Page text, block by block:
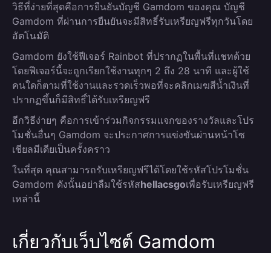
วิธีที่ง่ายที่สุดคือการยืนยันบัญชี Gamdom ของคุณ บัญชี
Gamdom ที่ผ่านการยืนยันจะมีสิทธิ์รับเหรียญฟรีทุกวันโดย
อัตโนมัติ
Gamdom ยังใช้ฟีเจอร์ Rainbot ที่ปรากฏในพื้นที่แชทด้วย
โดยฟีเจอร์นี้จะถูกเรียกใช้งานทุกๆ 2 ถึง 28 นาที และผู้ใช้
คนใดก็ตามที่ใช้งานและรวดเร็วพอที่จะคลิกเมฆสีน้ำเงินที่
ปรากฏขึ้นก็มีสิทธิ์ได้รับเหรียญฟรี
อีกวิธีง่ายๆ คือการเข้าร่วมกิจกรรมแจกของรางวัลและโปร
โมชั่นอื่นๆ Gamdom จะประกาศการแข่งขันผ่านหน้าโซ
เชียลมีเดียเป็นครั้งคราว
ในที่สุด คุณสามารถรับเหรียญฟรีได้โดยใช้รหัสโปรโมชั่น
Gamdom ดังนั้นอย่าลืมใช้รหัสhellacsgoเพื่อรับเหรียญฟรี
เหล่านี้
เกี่ยวกับเว็บไซต์ Gamdom